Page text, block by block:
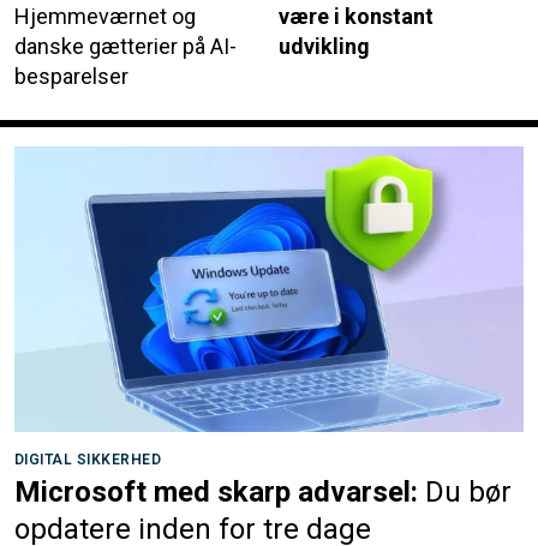
Hjemmeværnet og
danske gætterier på AI-
besparelser
være i konstant
udvikling
DIGITAL SIKKERHED
Microsoft med skarp advarsel: Du bør
opdatere inden for tre dage